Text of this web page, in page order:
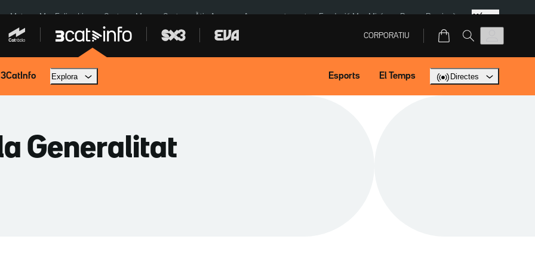
a Meta Mor Felipe Lipe Ceuta Menors Ceuta Àtic Ayuso Aparcament agost Fundació Mas Miró eBay Perpinyà Més
CORPORATIU
3CatInfo Explora Esports El Temps Directes
Generalitat